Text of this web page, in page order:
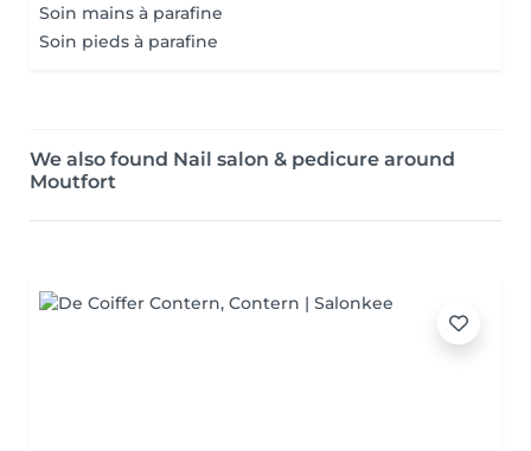
Soin mains à parafine
Soin pieds à parafine
We also found Nail salon & pedicure around
Moutfort